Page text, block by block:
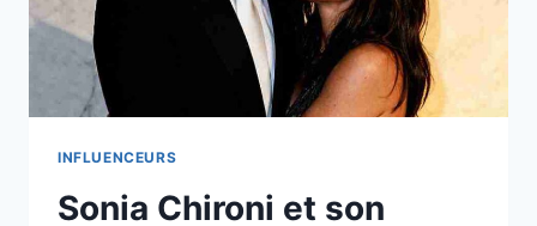
INFLUENCEURS
Sonia Chironi et son